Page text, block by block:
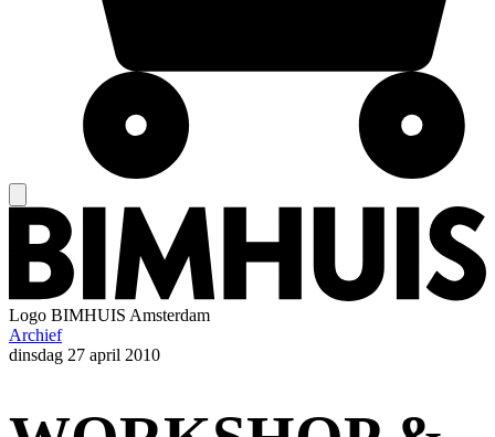
Logo BIMHUIS Amsterdam
Archief
dinsdag 27 april 2010